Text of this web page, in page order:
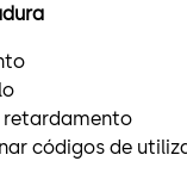
retardamento
códigos de